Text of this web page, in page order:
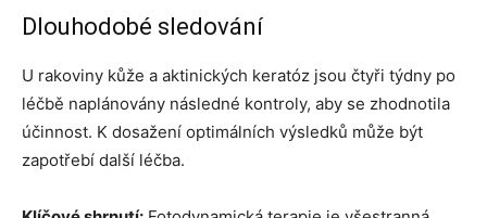
Dlouhodobé sledování
U rakoviny kůže a aktinických keratóz jsou čtyři týdny po
léčbě naplánovány následné kontroly, aby se zhodnotila
účinnost. K dosažení optimálních výsledků může být
zapotřebí další léčba.